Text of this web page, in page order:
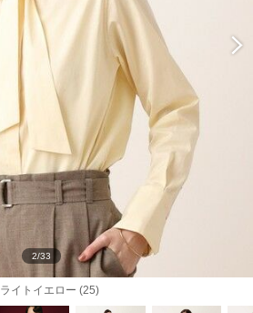
ライトイエロー (25)
2/33